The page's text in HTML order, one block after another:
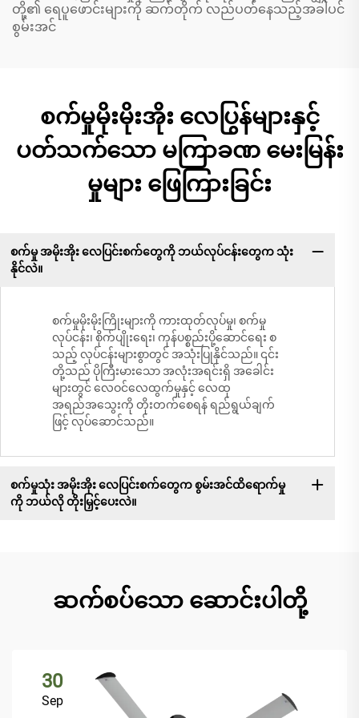
တို့၏ ရေပူဖောင်းများကို ဆက်တိုက် လည်ပတ်နေသည့်အခါပင်
စွမ်းအင်
စက်မှုမိုးမိုးအိုး လေပြွန်များနှင့်
ပတ်သက်သော မကြာခဏ မေးမြန်း
မှုများ ဖြေကြားခြင်း
စက်မှု အမိုးအိုး လေပြင်းစက်တွေကို ဘယ်လုပ်ငန်းတွေက သုံး
နိုင်လဲ။
စက်မှုမိုးမိုးကြိုးများကို ကားထုတ်လုပ်မှု၊ စက်မှု
လုပ်ငန်း၊ စိုက်ပျိုးရေး၊ ကုန်ပစ္စည်းပို့ဆောင်ရေး စ
သည့် လုပ်ငန်းများစွာတွင် အသုံးပြုနိုင်သည်။ ၎င်း
တို့သည် ပိုကြီးမားသော အလုံးအရင်းရှိ အခေါင်း
များတွင် လေဝင်လေထွက်မှုနှင့် လေထု
အရည်အသွေးကို တိုးတက်စေရန် ရည်ရွယ်ချက်
ဖြင့် လုပ်ဆောင်သည်။
စက်မှုသုံး အမိုးအိုး လေပြင်းစက်တွေက စွမ်းအင်ထိရောက်မှု
ကို ဘယ်လို တိုးမြှင့်ပေးလဲ။
ဆက်စပ်သော ဆောင်းပါတို့
30
Sep